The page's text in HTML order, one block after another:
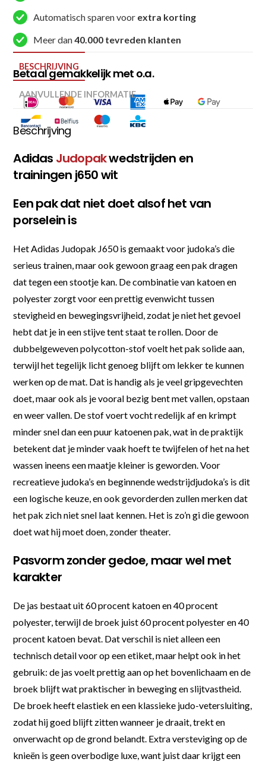
aantalAutomatisch sparen voor extra korting
Meer dan40.000 tevreden klanten
Betaal gemakkelijk met o.a.
BESCHRIJVING
AANVULLENDE INFORMATIE
Beschrijving
Adidas Judopakwedstrijden en
trainingen j650 wit
Een pak dat niet doet alsof het van
porselein is
Het Adidas Judopak J650 is gemaakt voor judoka’s die
serieus trainen, maar ook gewoon graag een pak dragen
dat tegen een stootje kan. De combinatie van katoen en
polyester zorgt voor een prettig evenwicht tussen
stevigheid en bewegingsvrijheid, zodat je niet het gevoel
hebt dat je in een stijve tent staat te rollen. Door de
dubbelgeweven polycotton-stof voelt het pak solide aan,
terwijl het tegelijk licht genoeg blijft om lekker te kunnen
werken op de mat. Dat is handig als je veel gripgevechten
doet, maar ook als je vooral bezig bent met vallen, opstaan
en weer vallen. De stof voert vocht redelijk af en krimpt
minder snel dan een puur katoenen pak, wat in de praktijk
betekent dat je minder vaak hoeft te twijfelen of het na het
wassen ineens een maatje kleiner is geworden. Voor
recreatieve judoka’s en beginnende wedstrijdjudoka’s is dit
een logische keuze, en ook gevorderden zullen merken dat
het pak zich niet snel laat kennen. Het is zo’n gi die gewoon
doet wat hij moet doen, zonder theater.
Pasvorm zonder gedoe, maar wel met
karakter
De jas bestaat uit 60 procent katoen en 40 procent
polyester, terwijl de broek juist 60 procent polyester en 40
procent katoen bevat. Dat verschil is niet alleen een
technisch detail voor op een etiket, maar helpt ook in het
gebruik: de jas voelt prettig aan op het bovenlichaam en de
broek blijft wat praktischer in beweging en slijtvastheid.
De broek heeft elastiek en een klassieke judo-vetersluiting,
zodat hij goed blijft zitten wanneer je draait, trekt en
onverwacht op de grond belandt. Extra versteviging op de
knieën is geen overbodige luxe, want juist daar krijgt een